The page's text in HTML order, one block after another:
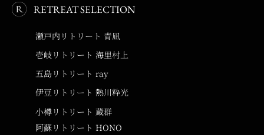
RETREAT SELECTION
瀬戸内リトリート 青凪
壱岐リトリート 海里村上
五島リトリート ray
伊豆リトリート 熱川粋光
小樽リトリート 蔵群
阿蘇リトリート HONO